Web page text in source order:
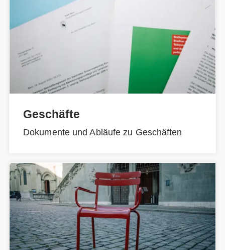
Geschäfte
Dokumente und Abläufe zu Geschäften